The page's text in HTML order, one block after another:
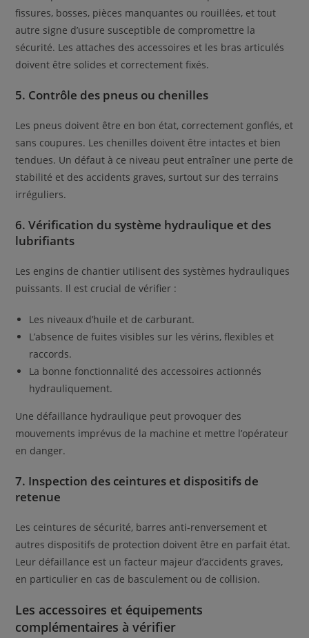
fissures, bosses, pièces manquantes ou rouillées, et tout
autre signe d’usure susceptible de compromettre la
sécurité. Les attaches des accessoires et les bras articulés
doivent être solides et correctement fixés.
5. Contrôle des pneus ou chenilles
Les pneus doivent être en bon état, correctement gonflés, et
sans coupures. Les chenilles doivent être intactes et bien
tendues. Un défaut à ce niveau peut entraîner une perte de
stabilité et des accidents graves, surtout sur des terrains
irréguliers.
6. Vérification du système hydraulique et des
lubrifiants
Les engins de chantier utilisent des systèmes hydrauliques
puissants. Il est crucial de vérifier :
Les niveaux d’huile et de carburant.
L’absence de fuites visibles sur les vérins, flexibles et
raccords.
La bonne fonctionnalité des accessoires actionnés
hydrauliquement.
Une défaillance hydraulique peut provoquer des
mouvements imprévus de la machine et mettre l’opérateur
en danger.
7. Inspection des ceintures et dispositifs de
retenue
Les ceintures de sécurité, barres anti-renversement et
autres dispositifs de protection doivent être en parfait état.
Leur défaillance est un facteur majeur d’accidents graves,
en particulier en cas de basculement ou de collision.
Les accessoires et équipements
complémentaires à vérifier